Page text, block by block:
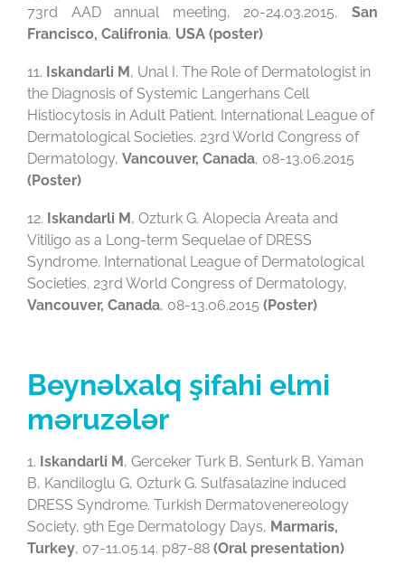
73rd AAD annual meeting, 20-24.03.2015, San
Francisco, Califronia, USA (poster)
11. Iskandarli M, Unal I. The Role of Dermatologist in
the Diagnosis of Systemic Langerhans Cell
Histiocytosis in Adult Patient. International League of
Dermatological Societies. 23rd World Congress of
Dermatology, Vancouver, Canada, 08-13.06.2015
(Poster)
12. Iskandarli M, Ozturk G. Alopecia Areata and
Vitiligo as a Long-term Sequelae of DRESS
Syndrome. International League of Dermatological
Societies. 23rd World Congress of Dermatology,
Vancouver, Canada, 08-13.06.2015 (Poster)
Beynəlxalq şifahi elmi
məruzələr
1. Iskandarli M, Gerceker Turk B, Senturk B, Yaman
B, Kandiloglu G, Ozturk G. Sulfasalazine induced
DRESS Syndrome. Turkish Dermatovenereology
Society, 9th Ege Dermatology Days, Marmaris,
Turkey, 07-11.05.14. p87-88 (Oral presentation)